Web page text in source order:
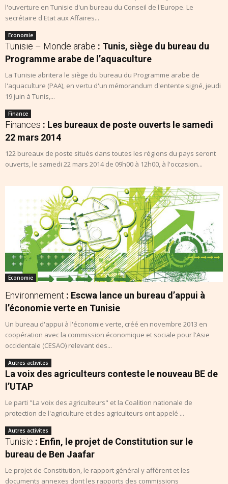
l'ouverture en Tunisie d'un bureau du Conseil de l'Europe. Le
secrétaire d'Etat aux Affaires...
Economie
Tunisie – Monde arabe : Tunis, siège du bureau du
Programme arabe de l’aquaculture
La Tunisie abritera le siège du bureau du Programme arabe de
l'aquaculture (PAA), en vertu d'un mémorandum d'entente signé, jeudi
19 juin à Tunis,...
Finance
Finances : Les bureaux de poste ouverts le samedi
22 mars 2014
122 bureaux de poste situés dans toutes les régions du pays seront
ouverts, le samedi 22 mars 2014 de 09h00 à 12h00, à l'occasion...
Economie
Environnement : Escwa lance un bureau d’appui à
l’économie verte en Tunisie
Un bureau d'appui à l'économie verte, créé en novembre 2013 en
coopération avec la commission économique et sociale pour l'Asie
occidentale (CESAO) relevant des...
Autres activites
La voix des agriculteurs conteste le nouveau BE de
l’UTAP
Le parti "La voix des agriculteurs" et la Coalition nationale de
protection de l'agriculture et des agriculteurs ont appelé ...
Autres activites
Tunisie : Enfin, le projet de Constitution sur le
bureau de Ben Jaafar
Le projet de Constitution, le rapport général y afférent et les
documents annexes dont les rapports des commissions